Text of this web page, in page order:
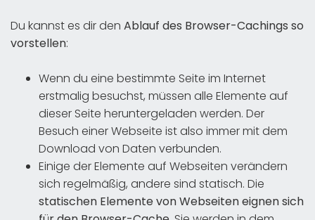
Du kannst es dir den Ablauf des Browser-Cachings so
vorstellen:
Wenn du eine bestimmte Seite im Internet
erstmalig besuchst, müssen alle Elemente auf
dieser Seite heruntergeladen werden. Der
Besuch einer Webseite ist also immer mit dem
Download von Daten verbunden.
Einige der Elemente auf Webseiten verändern
sich regelmäßig, andere sind statisch. Die
statischen Elemente von Webseiten eignen sich